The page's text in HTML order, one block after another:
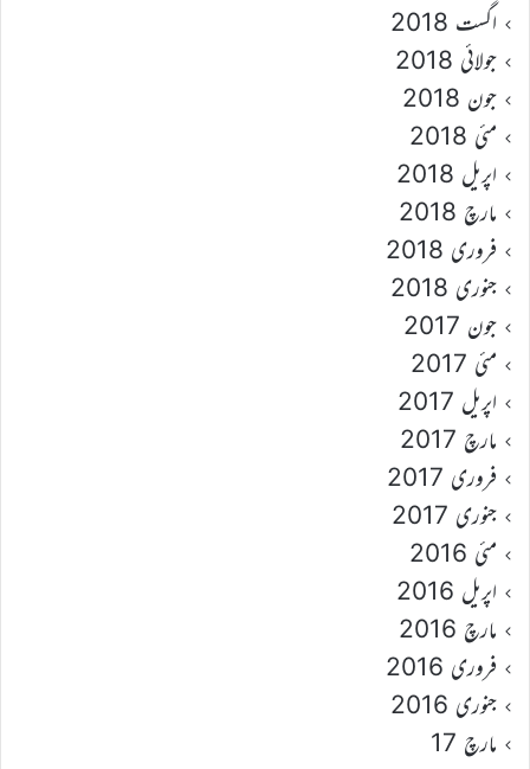
اگست 2018
جولائی 2018
جون 2018
مئی 2018
اپریل 2018
مارچ 2018
فروری 2018
جنوری 2018
جون 2017
مئی 2017
اپریل 2017
مارچ 2017
فروری 2017
جنوری 2017
مئی 2016
اپریل 2016
مارچ 2016
فروری 2016
جنوری 2016
مارچ 17